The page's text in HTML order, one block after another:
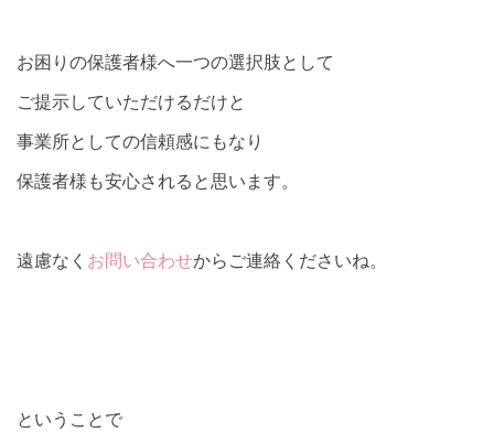
お困りの保護者様へ一つの選択肢として
ご提示していただけるだけと
事業所としての信頼感にもなり
保護者様も安心されると思います。
遠慮なく お問い合わせからご連絡くださいね。
ということで